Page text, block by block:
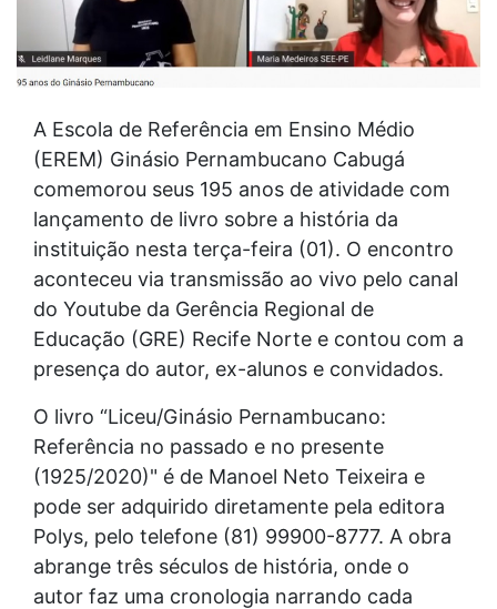
A Escola de Referência em Ensino Médio
(EREM) Ginásio Pernambucano Cabugá
comemorou seus 195 anos de atividade com
lançamento de livro sobre a história da
instituição nesta terça-feira (01). O encontro
aconteceu via transmissão ao vivo pelo canal
do Youtube da Gerência Regional de
Educação (GRE) Recife Norte e contou com a
presença do autor, ex-alunos e convidados.
O livro “Liceu/Ginásio Pernambucano:
Referência no passado e no presente
(1925/2020)" é de Manoel Neto Teixeira e
pode ser adquirido diretamente pela editora
Polys, pelo telefone (81) 99900-8777. A obra
abrange três séculos de história, onde o
autor faz uma cronologia narrando cada